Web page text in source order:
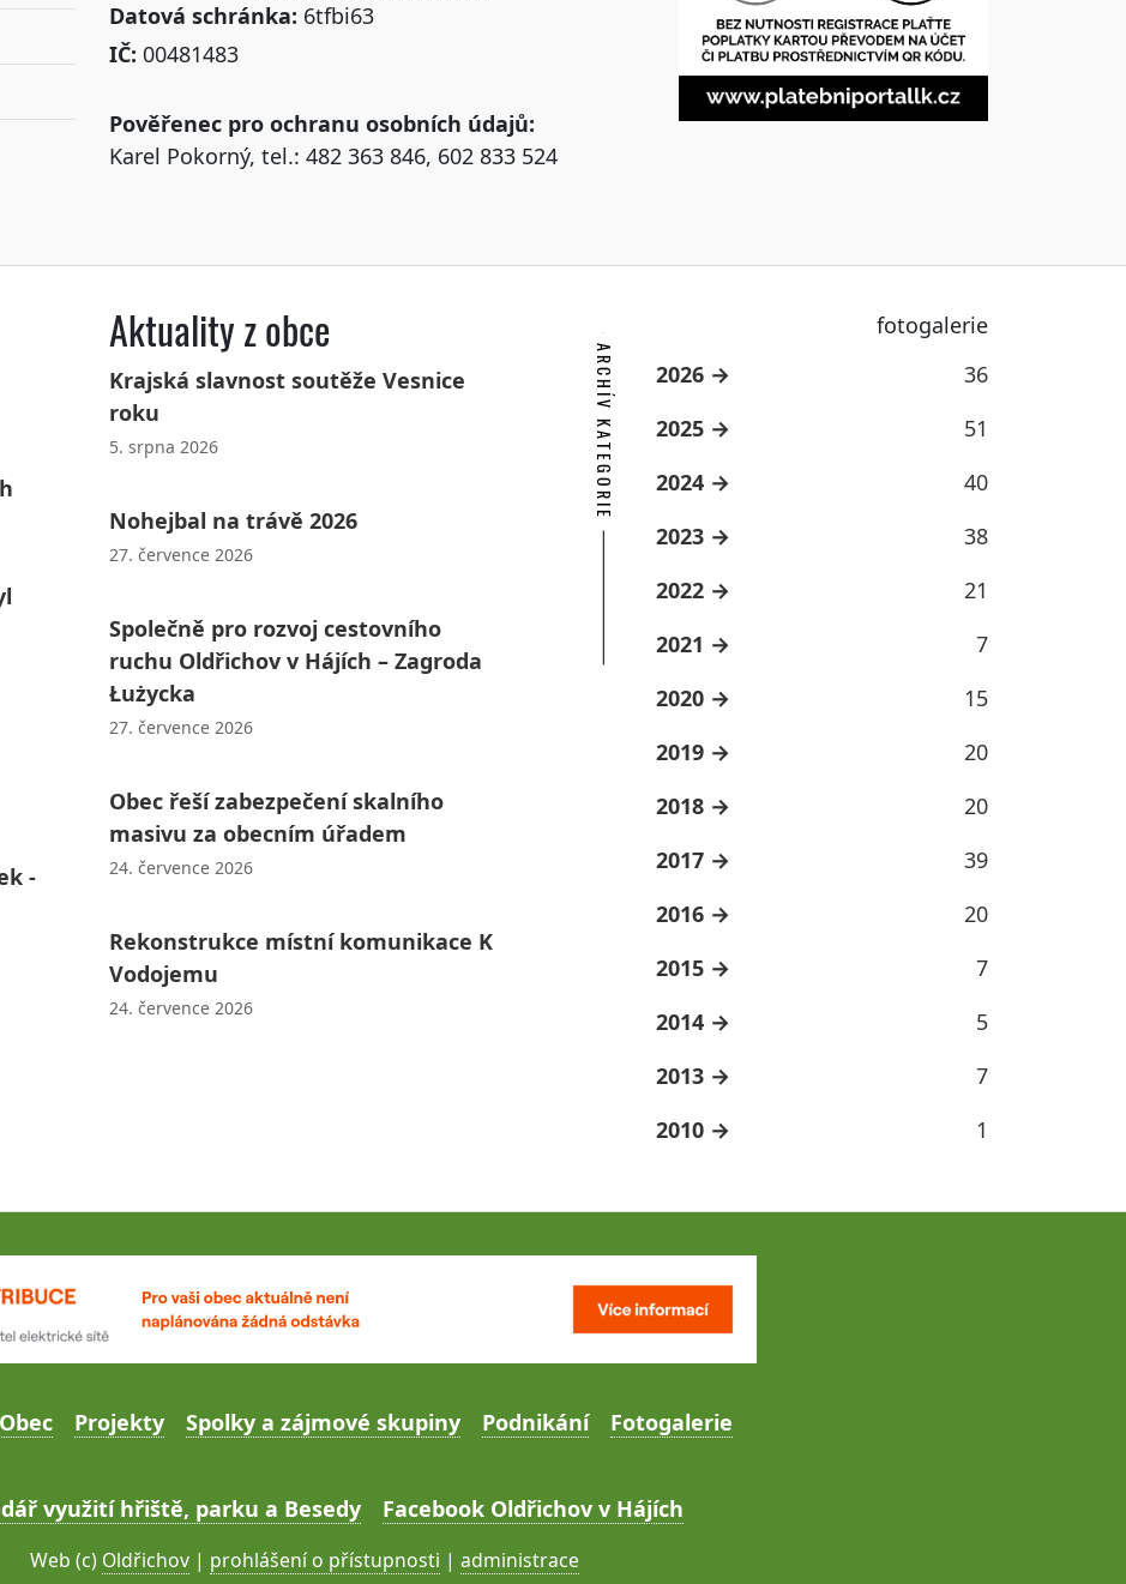
Datová schránka: 6tfbi63
IČ: 00481483
Pověřenec pro ochranu osobních údajů:
Karel Pokorný, tel.: 482 363 846, 602 833 524
-
Aktuality z obce
Krajská slavnost soutěže Vesnice
roku
5. srpna 2026
Nohejbal na trávě 2026
27. července 2026
Společně pro rozvoj cestovního
ruchu Oldřichov v Hájích – Zagroda
Łużycka
27. července 2026
Obec řeší zabezpečení skalního
masivu za obecním úřadem
24. července 2026
Rekonstrukce místní komunikace K
Vodojemu
24. července 2026
fotogalerie
ARCHÍV KATEGORIE 2026
36
2025
51
2024
40
2023
38
2022
21
2021
7
2020
15
2019
20
2018
20
2017
39
2016
20
2015
7
2014
5
2013
7
2010
1
Obec Projekty Spolky a zájmové skupiny Podnikání
Fotogalerie
využití hřiště, parku a Besedy
Facebook Oldřichov v Hájích
Web (c) Oldřichov| prohlášení o přístupnosti | administrace